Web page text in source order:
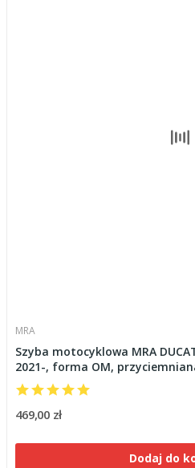
MRA
Szyba motocyklowa MRA
2021-, forma OM,
469,00 zł
Dodaj do